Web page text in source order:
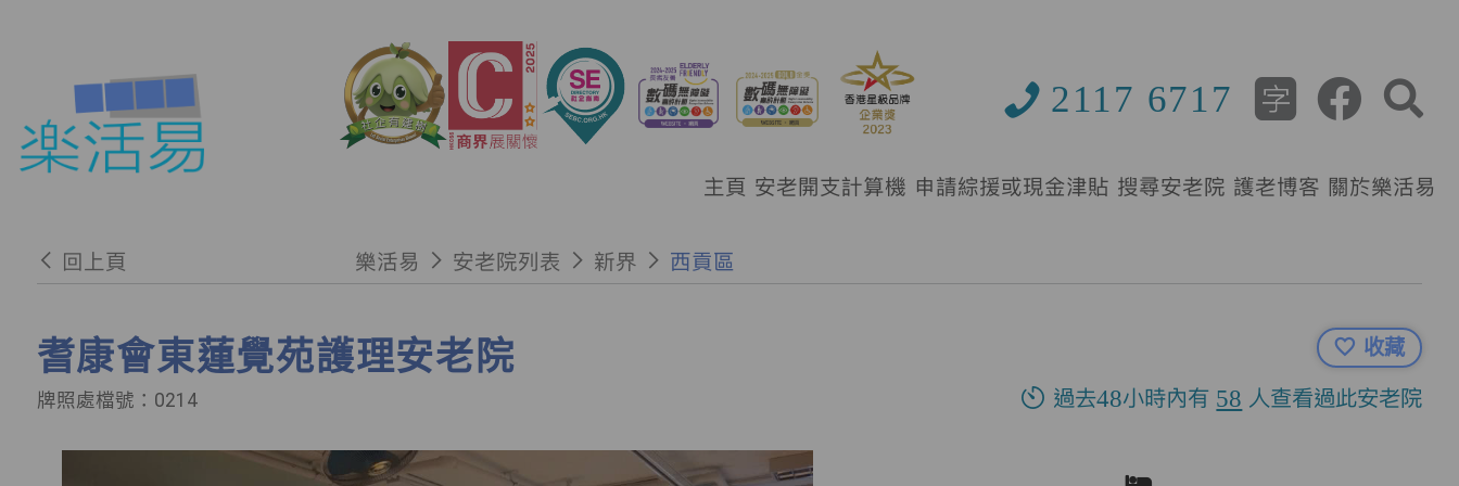
2117 6717
主頁 安老開支計算機 申請綜援或現金津貼 搜尋安老院 護老博客 關於樂活易
回上頁 樂活易 安老院列表 新界 西貢區
耆康會東蓮覺苑護理安老院
牌照處檔號：0214
收藏
過去48小時內有 58 人查看過此安老院